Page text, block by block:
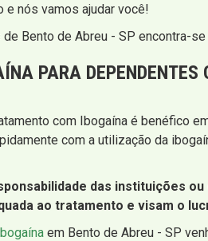
e nós vamos ajudar você!
Bento de Abreu - SP encontra-
PARA
com Ibogaína é benéfico
com a utilização da
das instituições
ao tratamento e visam o
em Bento de Abreu - SP